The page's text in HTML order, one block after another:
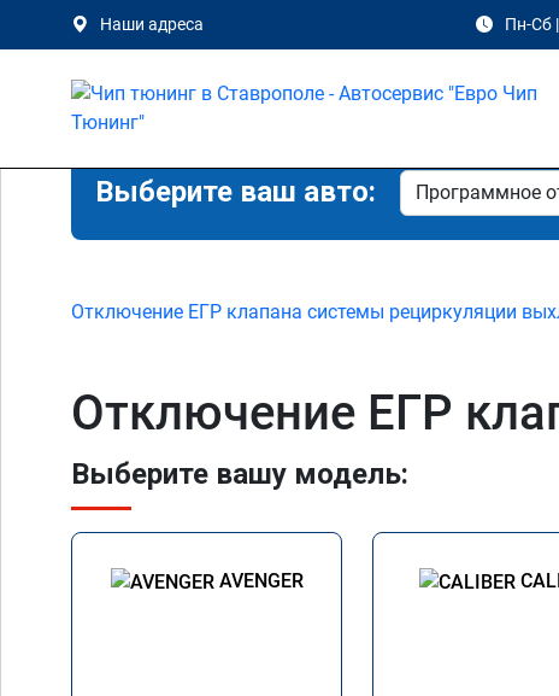
Наши адреса Пн-Сб
Выберите ваш авто:
Отключение ЕГР клапана системы рециркуляции
Отключение ЕГР
Выберите вашу модель:
AVENGER